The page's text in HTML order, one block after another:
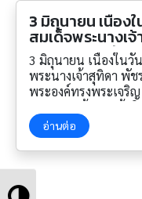
3 มิถุนายน เนื่องในวันเฉลิมพระชนมพรรษา
สมเด็จพระนาง
พระบรมราชินี ขอพระองค์ทรงพระเจริญ ด้วย
เกล้าด้วยกระหม่
คณะผู้บริหาร คณะครูและบุคลากรทางการ
ศึกษา โรงเ
3 มิถุนายน เนื่องในวั
พระนางเจ้าสุทิดา พั
พระองค์ทรงพระเจริญ
พระพุทธเจ้าคณะผู้บริ
ศึกษา โรงเรียนเศรษ
อ่านต่อ